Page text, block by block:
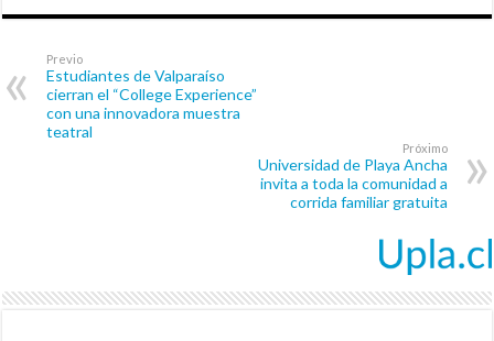
Previo
Estudiantes de Valparaíso
cierran el “College Experience”
con una innovadora muestra
teatral
Próximo
Universidad de Playa Ancha
invita a toda la comunidad a
corrida familiar gratuita